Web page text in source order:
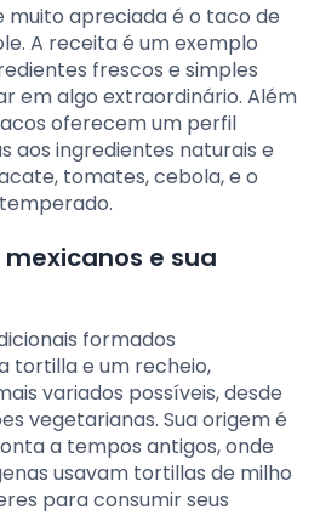
muito apreciada é o taco de
A receita é um exemplo
frescos e simples
em algo extraordinário. Além
oferecem um perfil
aos ingredientes naturais e
tomates, cebola, e o
e sua
formados
tortilla e um recheio,
variados possíveis, desde
vegetarianas. Sua origem é
a tempos antigos, onde
usavam tortillas de milho
para consumir seus